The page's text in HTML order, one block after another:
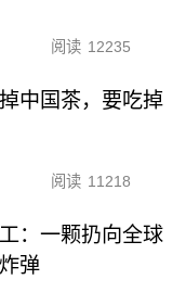
阅读 12235
中国茶，要吃掉
阅读 11218
：一颗扔向全球
弹